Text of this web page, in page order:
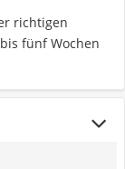
richtigen
fünf Wochen